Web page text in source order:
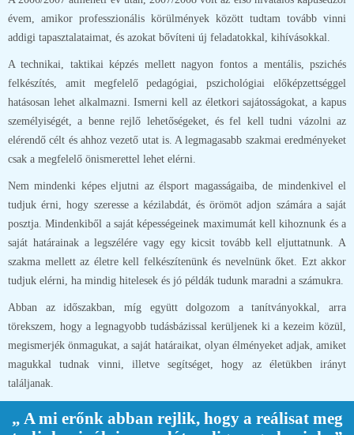
évem, amikor professzionális körülmények között tudtam tovább vinni
addigi tapasztalataimat, és azokat bővíteni új feladatokkal, kihívásokkal.
A technikai, taktikai képzés mellett nagyon fontos a mentális, pszichés
felkészítés, amit megfelelő pedagógiai, pszichológiai előképzettséggel
hatásosan lehet alkalmazni. Ismerni kell az életkori sajátosságokat, a kapus
személyiségét, a benne rejlő lehetőségeket, és fel kell tudni vázolni az
elérendő célt és ahhoz vezető utat is. A legmagasabb szakmai eredményeket
csak a megfelelő önismerettel lehet elérni.
Nem mindenki képes eljutni az élsport magasságaiba, de mindenkivel el
tudjuk érni, hogy szeresse a kézilabdát, és örömöt adjon számára a saját
posztja. Mindenkiből a saját képességeinek maximumát kell kihoznunk és a
saját határainak a legszélére vagy egy kicsit tovább kell eljuttatnunk. A
szakma mellett az életre kell felkészítenünk és nevelnünk őket. Ezt akkor
tudjuk elérni, ha mindig hitelesek és jó példák tudunk maradni a számukra.
Abban az időszakban, míg együtt dolgozom a tanítványokkal, arra
törekszem, hogy a legnagyobb tudásbázissal kerüljenek ki a kezeim közül,
megismerjék önmagukat, a saját határaikat, olyan élményeket adjak, amiket
magukkal tudnak vinni, illetve segítséget, hogy az életükben irányt
találjanak.
„ A mi erőnk abban rejlik, hogy a reálisat meg